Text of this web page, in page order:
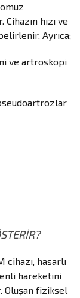
hızı ve
Ayrıca;
ve artroskopi
STERİR?
cihazı, hasarlı
hareketini
Oluşan fiziksel